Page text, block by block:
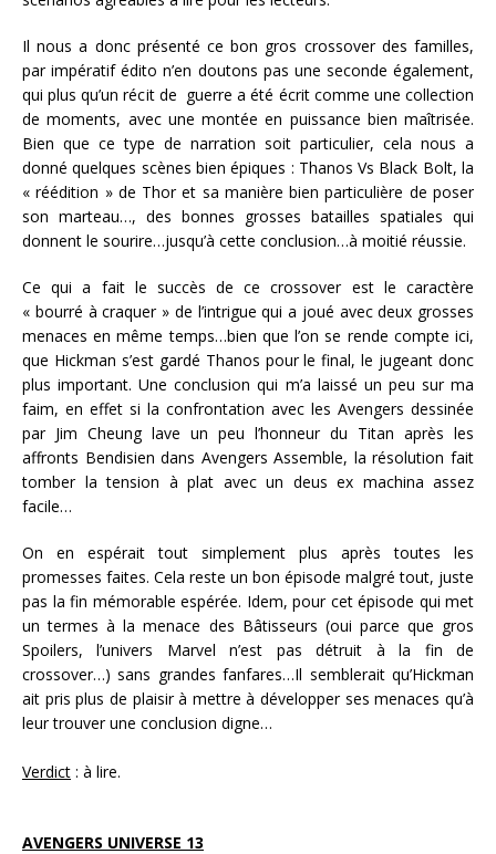
Il nous a donc présenté ce bon gros crossover des familles,
par impératif édito n’en doutons pas une seconde également,
qui plus qu’un récit de guerre a été écrit comme une collection
de moments, avec une montée en puissance bien maîtrisée.
Bien que ce type de narration soit particulier, cela nous a
donné quelques scènes bien épiques : Thanos Vs Black Bolt, la
« réédition » de Thor et sa manière bien particulière de poser
son marteau…, des bonnes grosses batailles spatiales qui
donnent le sourire…jusqu’à cette conclusion…à moitié réussie.
Ce qui a fait le succès de ce crossover est le caractère
« bourré à craquer » de l’intrigue qui a joué avec deux grosses
menaces en même temps…bien que l’on se rende compte ici,
que Hickman s’est gardé Thanos pour le final, le jugeant donc
plus important. Une conclusion qui m’a laissé un peu sur ma
faim, en effet si la confrontation avec les Avengers dessinée
par Jim Cheung lave un peu l’honneur du Titan après les
affronts Bendisien dans Avengers Assemble, la résolution fait
tomber la tension à plat avec un deus ex machina assez
facile…
On en espérait tout simplement plus après toutes les
promesses faites. Cela reste un bon épisode malgré tout, juste
pas la fin mémorable espérée. Idem, pour cet épisode qui met
un termes à la menace des Bâtisseurs (oui parce que gros
Spoilers, l’univers Marvel n’est pas détruit à la fin de
crossover…) sans grandes fanfares…Il semblerait qu’Hickman
ait pris plus de plaisir à mettre à développer ses menaces qu’à
leur trouver une conclusion digne…
Verdict : à lire.
AVENGERS UNIVERSE 13